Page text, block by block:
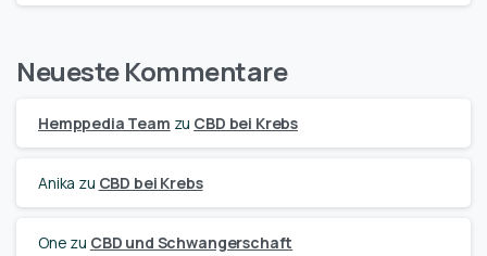
Neueste Kommentare
Hemppedia Team zu CBD bei Krebs
Anika zu CBD bei Krebs
One zu CBD und Schwangerschaft